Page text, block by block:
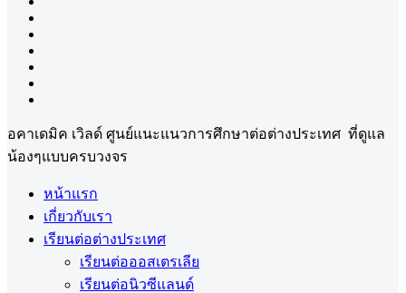
อคาเดมิค เวิลด์ ศูนย์แนะแนวการศึกษาต่อต่างประเทศ ที่ดูแล
น้องๆแบบครบวงจร
หน้าแรก
เกี่ยวกับเรา
เรียนต่อต่างประเทศ
เรียนต่อออสเตรเลีย
เรียนต่อนิวซีแลนด์